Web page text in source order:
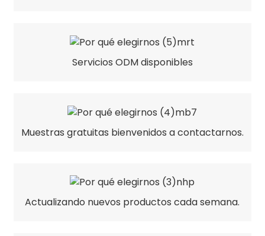
Servicios ODM disponibles
Muestras gratuitas bienvenidos a contactarnos.
Actualizando nuevos productos cada semana.